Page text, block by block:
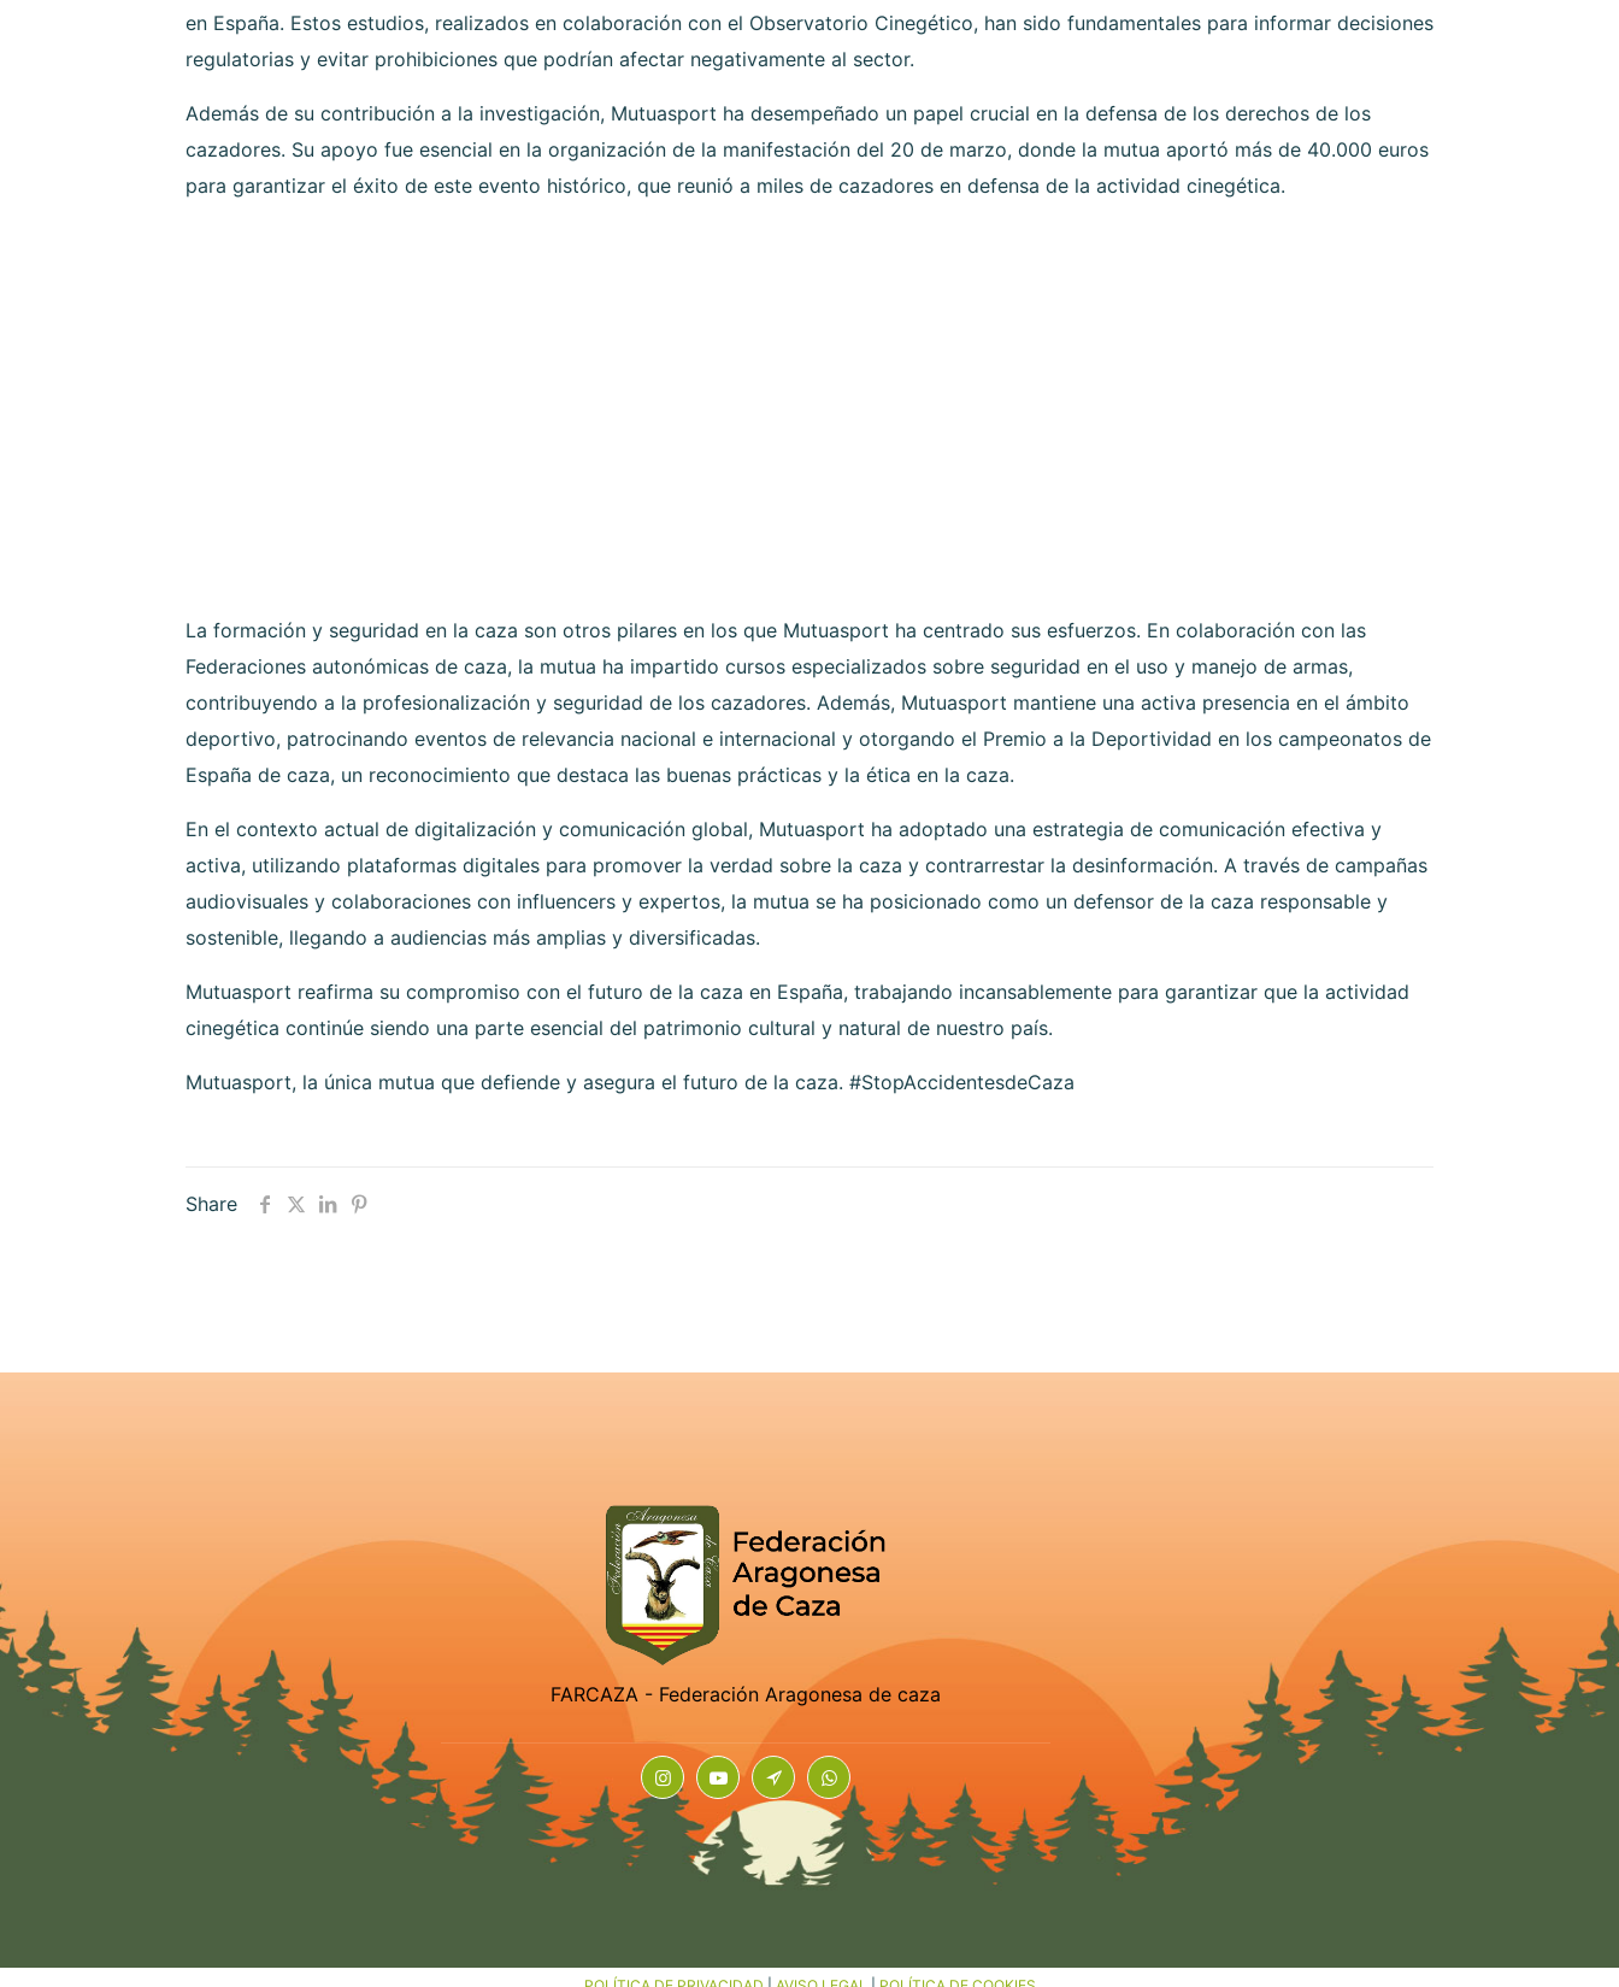
en España. Estos estudios, realizados en colaboración con el Observatorio Cinegético, han sido fundamentales para informar decisiones
regulatorias y evitar prohibiciones que podrían afectar negativamente al sector.
Además de su contribución a la investigación, Mutuasport ha desempeñado un papel crucial en la defensa de los derechos de los
cazadores. Su apoyo fue esencial en la organización de la manifestación del 20 de marzo, donde la mutua aportó más de 40.000 euros
para garantizar el éxito de este evento histórico, que reunió a miles de cazadores en defensa de la actividad cinegética.
La formación y seguridad en la caza son otros pilares en los que Mutuasport ha centrado sus esfuerzos. En colaboración con las
Federaciones autonómicas de caza, la mutua ha impartido cursos especializados sobre seguridad en el uso y manejo de armas,
contribuyendo a la profesionalización y seguridad de los cazadores. Además, Mutuasport mantiene una activa presencia en el ámbito
deportivo, patrocinando eventos de relevancia nacional e internacional y otorgando el Premio a la Deportividad en los campeonatos de
España de caza, un reconocimiento que destaca las buenas prácticas y la ética en la caza.
En el contexto actual de digitalización y comunicación global, Mutuasport ha adoptado una estrategia de comunicación efectiva y
activa, utilizando plataformas digitales para promover la verdad sobre la caza y contrarrestar la desinformación. A través de campañas
audiovisuales y colaboraciones con influencers y expertos, la mutua se ha posicionado como un defensor de la caza responsable y
sostenible, llegando a audiencias más amplias y diversificadas.
Mutuasport reafirma su compromiso con el futuro de la caza en España, trabajando incansablemente para garantizar que la actividad
cinegética continúe siendo una parte esencial del patrimonio cultural y natural de nuestro país.
Mutuasport, la única mutua que defiende y asegura el futuro de la caza. #StopAccidentesdeCaza
Share
FARCAZA - Federación Aragonesa de caza